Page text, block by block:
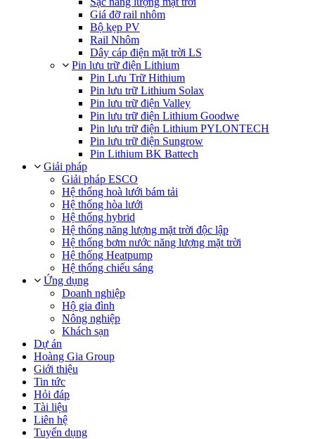
Giá đỡ rail nhôm
Bộ kẹp PV
Rail Nhôm
Dây cáp điện mặt trời LS
Pin lưu trữ điện Lithium
Pin Lưu Trữ Hithium
Pin lưu trữ Lithium Solax
Pin lưu trữ điện Valley
Pin lưu trữ điện Lithium Goodwe
Pin lưu trữ điện Lithium PYLONTECH
Pin lưu trữ điện Sungrow
Pin Lithium BK Battech
Giải pháp
Giải pháp ESCO
Hệ thống hoà lưới bám tải
Hệ thống hòa lưới
Hệ thống hybrid
Hệ thống năng lượng mặt trời độc lập
Hệ thống bơm nước năng lượng mặt trời
Hệ thống Heatpump
Hệ thống chiếu sáng
Ứng dụng
Doanh nghiệp
Hộ gia đình
Nông nghiệp
Khách sạn
Dự án
Hoàng Gia Group
Giới thiệu
Tin tức
Hỏi đáp
Tài liệu
Liên hệ
Tuyển dụng